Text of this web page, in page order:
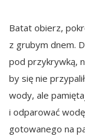
Batat obierz,
z grubym dnem.
pod przykrywką,
by się nie
wody, ale
i odparować
gotowanego na